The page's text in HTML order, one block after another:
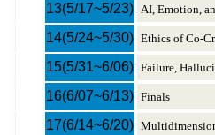
13(5/17~5/23) AI, Emotion,
14(5/24~5/30) Ethics of Co-
15(5/31~6/06) Failure,
16(6/07~6/13) Finals
17(6/14~6/20)